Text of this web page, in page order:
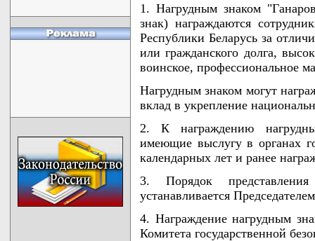
1. Нагрудным знаком
знак) награждаются
Республики Беларусь за
или гражданского долга,
воинское, профессиональное
Нагрудным знаком могут
вклад в укрепление
2. К награждению
имеющие выслугу в органах
календарных лет и ранее
3. Порядок
устанавливается
4. Награждение нагрудным
Комитета государственной